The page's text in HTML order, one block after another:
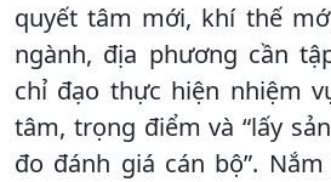
quyết tâm mới, khí thế
ngành, địa phương cần
chỉ đạo thực hiện nhiệm
tâm, trọng điểm và “lấy
đo đánh giá cán bộ”.